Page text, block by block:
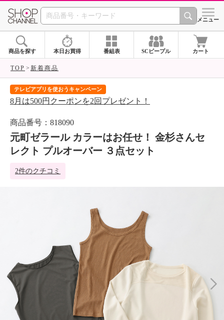
SHOP CHANNEL シメニュー
商品を探す 本日お買得 番組表 SCピープル カート
TOP 新着商品
テレビアプリを使おうキャンペーン
8月は500円クーポンを2回プレゼント！
商品番号：818090
元町ゼラール カラーはお任せ！ 金杉さんセ
レクト プルオーバー ３点セット
2件のクチコミ